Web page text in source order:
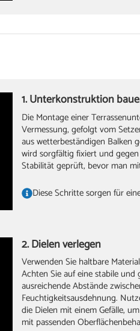
lange Wasserwaage
‏Bleistift
Winkel
‏Gummihammer
‏Schleifklotz und
‏Zwingen
1. Unterkonstruktion
Die Montage einer
Vermessung, gefolgt vom
aus wetterbeständigen Balken
wird sorgfältig fixiert und
Stabilität geprüft, bevor man
Diese Schritte sorgen für
2. Dielen verlegen
Verwenden Sie haltbare
Achten Sie auf eine stabile
ausreichende Abstände
Feuchtigkeitsausdehnung.
die Dielen mit einem Gefälle,
mit passenden